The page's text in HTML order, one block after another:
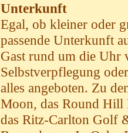
Unterkunft
Egal, ob kleiner oder
passende Unterkunft
Gast rund um die Uhr
Selbstverpflegung
alles angeboten. Zu
Moon, das Round Hill
das Ritz-Carlton Golf